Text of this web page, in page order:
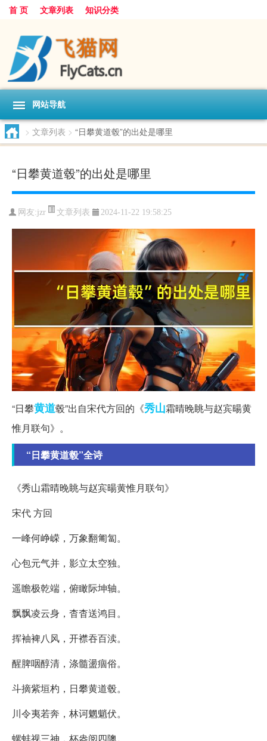
首 页 文章列表 知识分类
网站导航
> 文章列表 > “日攀黄道毂”的出处是哪里
“日攀黄道毂”的出处是哪里
网友:jzr 文章列表 2024-11-22 19:58:25
“日攀黄道毂”出自宋代方回的《秀山霜晴晚眺与赵宾暘黄
惟月联句》。
“日攀黄道毂”全诗
《秀山霜晴晚眺与赵宾暘黄惟月联句》
宋代 方回
一峰何峥嵘，万象翻匍匐。
心包元气并，影立太空独。
遥瞻极乾端，俯瞰际坤轴。
飘飘凌云身，杳杳送鸿目。
挥袖裨八风，开襟吞百渎。
醒脾咽醇清，涤髓盪痼俗。
斗摘紫垣杓，日攀黄道毂。
川令夷若奔，林诃魍魈伏。
螺蚌视三神，杯盎阅四隩。